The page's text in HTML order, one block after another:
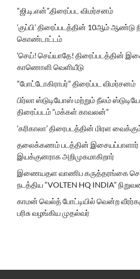
“ஜி.டி.என்”.திரைப்பட விமர்சனம்
‘குப்பி’ திரைப்படத்தின் 10ஆம் ஆண்டு
கொண்டாட்டம்
‘செய்! செய்யாதே! திரைப்படத்தின்
காணொளி வெளியீடு
“போட்டோகிராபர்” திரைப்பட விமர்சனம்
பிர்லா ஸ்டுடியோஸ் மற்றும் நீலம்
திரைப்படம் “மக்கள் காவலன்”
‘கரிகாலா’ திரைபடத்தின் மிரள
தலைக்கணம் படத்தின் இசையப்பாளார்
இயக்குனராக அறிமுகமாகிறார்
இணையதள வாணிப கருத்தரங்கை
நடத்திய “VOLTEN HQ INDIA”
காமன் வெல்த் போட்டியில் வென்ற
பரிசு வழங்கிய முதல்வர்